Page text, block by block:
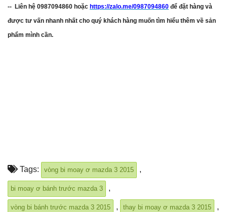
-- Liên hệ 0987094860 hoặc https://zalo.me/0987094860 để đặt hàng và
được tư vấn nhanh nhất cho quý khách hàng muốn tìm hiểu thêm về sản
phẩm mình cần.
Tags: vòng bi moay ơ mazda 3 2015 ,
bi moay ơ bánh trước mazda 3 ,
vòng bi bánh trước mazda 3 2015 , thay bi moay ơ mazda 3 2015 ,